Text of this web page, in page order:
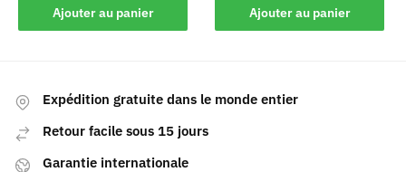
Ajouter au panier Ajouter au panier
Expédition gratuite dans le monde entier
Retour facile sous 15 jours
Garantie internationale